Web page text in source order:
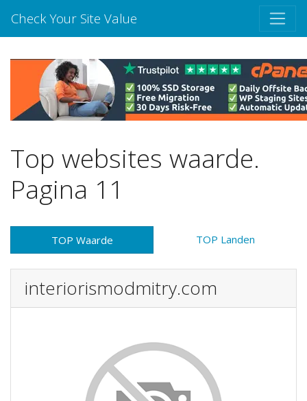
Check Your Site Value
Top websites waarde.
Pagina 11
TOP Waarde TOP Landen
interiorismodmitry.com